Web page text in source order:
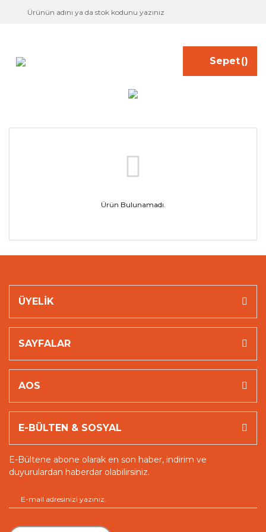
Sepet()
Ürün Bulunamadı.
ÜYELİK
SAYFALAR
AOS
E-BÜLTEN & SOSYAL
E-Bültene abone olarak en son haber, indirim ve
duyurulardan haberdar olabilirsiniz.